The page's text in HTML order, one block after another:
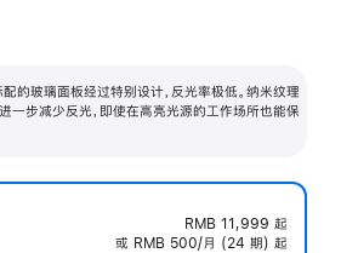
配的玻璃面板经过特别设计，反光率极低。纳米纹理
一步减少反光，即使在高亮光源的工作场所也能保
RMB 11,999 起
或 RMB 500/月 (24 期) 起